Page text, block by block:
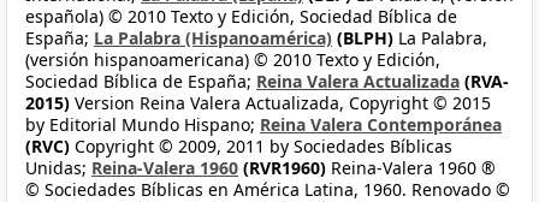
española) © 2010 Texto y Edición, Sociedad Bíblica de
España; La Palabra (Hispanoamérica) (BLPH) La Palabra,
(versión hispanoamericana) © 2010 Texto y Edición,
Sociedad Bíblica de España; Reina Valera Actualizada (RVA-
2015) Version Reina Valera Actualizada, Copyright © 2015
by Editorial Mundo Hispano; Reina Valera Contemporánea
(RVC) Copyright © 2009, 2011 by Sociedades Bíblicas
Unidas; Reina-Valera 1960 (RVR1960) Reina-Valera 1960 ®
© Sociedades Bíblicas en América Latina, 1960. Renovado ©